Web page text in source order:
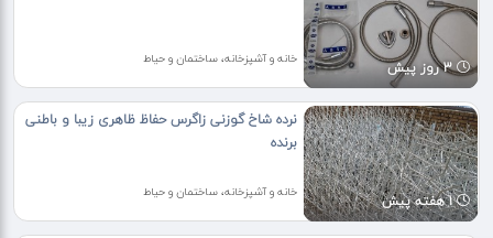
3 روز پیش خانه و آشپزخانه، ساختمان و حیاط
1 هفته پیش
نرده شاخ گوزنی زاگرس حفاظ ظاهری زیبا و باطنی
برنده
خانه و آشپزخانه، ساختمان و حیاط